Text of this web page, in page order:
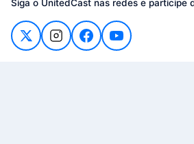
Siga o UnitedCast nas redes e participe